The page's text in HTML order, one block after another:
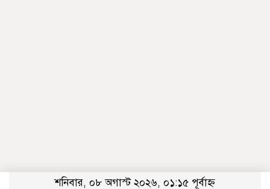
শনিবার, ০৮ অগাস্ট ২০২৬, ০১:১৫ পূর্বাহ্ন